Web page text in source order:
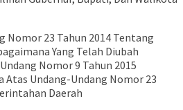
Nomor 23 Tahun 2014 Tentang
Yang Telah Diubah
Nomor 9 Tahun 2015
Atas Undang-Undang Nomor 23
Daerah